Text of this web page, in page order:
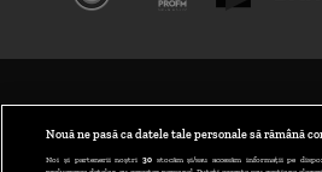
Nouă ne pasă ca datele tale personale să rămână
Noi și partenerii noștri 30stocăm și/sau accesăm informații pe